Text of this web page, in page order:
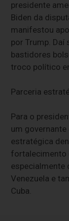
presidente
Biden da
manifestou
por Trump. Daí
bastidores
troco político
Parceria
Para o
um
estratégica
fortalecimento
especialmente
Venezuela e
Cuba.